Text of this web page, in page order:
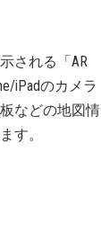
される「AR
iPadのカメラ
などの地図情
す。